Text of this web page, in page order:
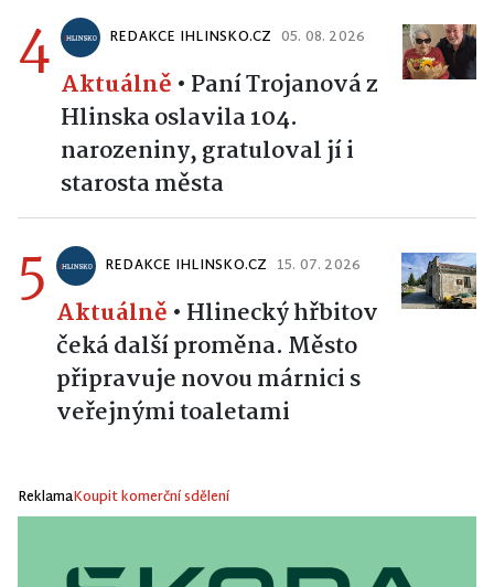
4 REDAKCE IHLINSKO.CZ 05. 08. 2026
Aktuálně • Paní Trojanová z
Hlinska oslavila 104.
narozeniny, gratuloval jí i
starosta města
5 REDAKCE IHLINSKO.CZ 15. 07. 2026
Aktuálně • Hlinecký hřbitov
čeká další proměna. Město
připravuje novou márnici s
veřejnými toaletami
ReklamaKoupit komerční sdělení